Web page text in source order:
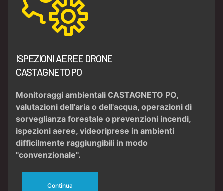
ISPEZIONI AEREE DRONE
CASTAGNETO PO
Monitoraggi ambientali CASTAGNETO PO,
valutazioni dell'aria o dell'acqua, operazioni di
sorveglianza forestale o prevenzioni incendi,
ispezioni aeree, videoriprese in ambienti
difficilmente raggiungibili in modo
"convenzionale".
Continua